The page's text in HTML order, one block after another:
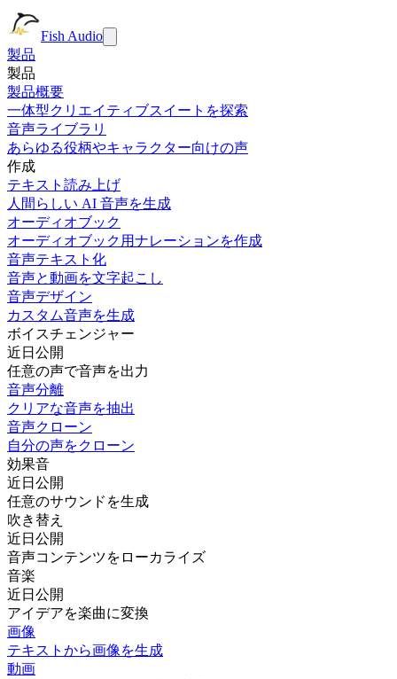
Fish Audio
製品
製品
製品概要
一体型クリエイティブスイートを探索
音声ライブラリ
あらゆる役柄やキャラクター向けの声
作成
テキスト読み上げ
人間らしい AI 音声を生成
オーディオブック
オーディオブック用ナレーションを作成
音声テキスト化
音声と動画を文字起こし
音声デザイン
カスタム音声を生成
ボイスチェンジャー
近日公開
任意の声で音声を出力
音声分離
クリアな音声を抽出
音声クローン
自分の声をクローン
効果音
近日公開
任意のサウンドを生成
吹き替え
近日公開
音声コンテンツをローカライズ
音楽
近日公開
アイデアを楽曲に変換
画像
テキストから画像を生成
動画